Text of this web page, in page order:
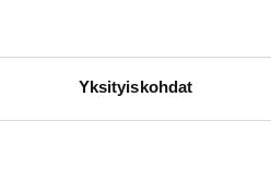
Yksityiskohdat